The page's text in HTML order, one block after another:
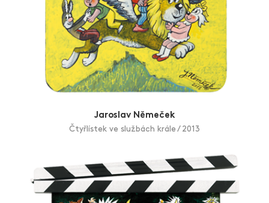
Jaroslav Němeček
Čtyřlístek ve službách krále / 2013